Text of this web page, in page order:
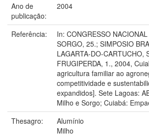
Ano de
publicação:
2004
Referência:
In: CONGRESSO
SORGO, 25.; SIMPOSIO
LAGARTA-DO-CARTUCHO,
FRUGIPERDA, 1., 2004,
agricultura familiar ao
competitividade e
expandidos]. Sete Lagoas:
Milho e Sorgo; Cuiabá:
Thesagro:
Alumínio
Milho